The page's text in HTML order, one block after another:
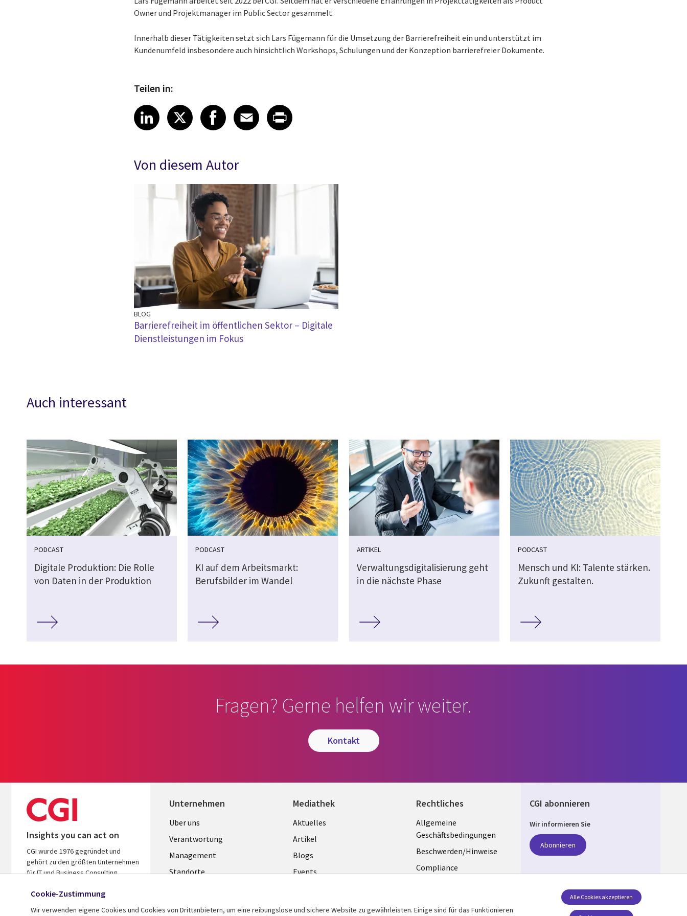
Owner und Projektmanager im Public Sector gesammelt.
Innerhalb dieser Tätigkeiten setzt sich Lars Fügemann für die Umsetzung der Barrierefreiheit ein und unterstützt im
Kundenumfeld insbesondere auch hinsichtlich Workshops, Schulungen und der Konzeption barrierefreier Dokumente.
Teilen in:
Share article on LinkedIn
LinkedIn
Share article on X
XShare article on Facebook
Facebook
Share article on Email
Email
Share article on Print
Von diesem Autor
BLOG
Barrierefreiheit im öffentlichen Sektor – Digitale
Dienstleistungen im Fokus
Auch interessant
PODCAST
Digitale Produktion: Die Rolle
von Daten in der Produktion
PODCAST
KI auf dem Arbeitsmarkt:
Berufsbilder im Wandel
ARTIKEL
Verwaltungsdigitalisierung geht
in die nächste Phase
PODCAST
Mensch und KI: Talente stärken.
Zukunft gestalten.
Fragen? Gerne helfen wir weiter.
kontakt
Insights you can act on
CGI wurde 1976 gegründet und
gehört zu den größten Unternehmen
für IT und Business Consulting
handeln ergebnisorientiert und
Unternehmen
Useful
links
GERMANY
Über uns
Verantwortung
Management
Standorte
Mediathek
Library
Links
GERMANY
Aktuelles
Artikel
Blogs
Events
Rechtliches
Legal
GERMANY
Allgemeine
Geschäftsbedingungen
Beschwerden/Hinweise
Compliance
CGI abonnieren
Wir informieren Sie
Abonnieren
Folgen Sie uns
Cookie-Zustimmung
Wir verwenden eigene Cookies und Cookies von Drittanbietern, um eine reibungslose und sichere Website zu gewährleisten. Einige sind für das Funktionieren
Alle Cookies akzeptieren